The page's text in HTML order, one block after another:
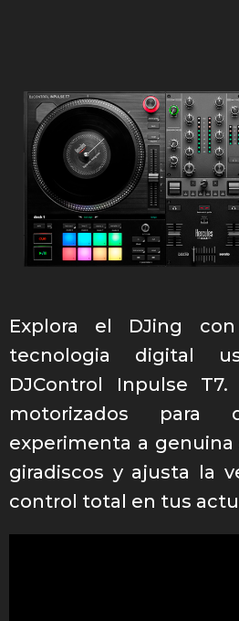
Explora el DJing
tecnologia digital
DJControl Inpulse
motorizados para
experimenta a genuina
giradiscos y ajusta la
control total en tus